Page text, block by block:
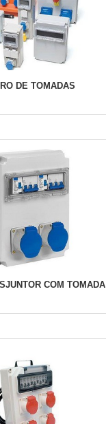
DE TOMADAS
COM TOMADA